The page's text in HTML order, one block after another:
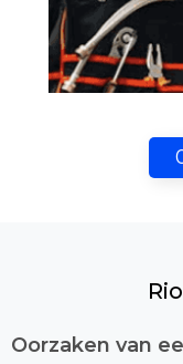
Oorzaken van